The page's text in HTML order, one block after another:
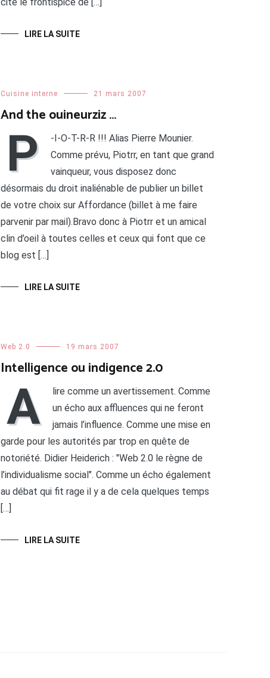
LIRE LA SUITE
Cuisine interne 21 mars 2007
And the ouineurziz …
P
-I-O-T-R-R !!! Alias Pierre Mounier.
Comme prévu, Piotrr, en tant que grand
vainqueur, vous disposez donc
désormais du droit inaliénable de publier un billet
de votre choix sur Affordance (billet à me faire
parvenir par mail).Bravo donc à Piotrr et un amical
clin d’oeil à toutes celles et ceux qui font que ce
blog est […]
LIRE LA SUITE
Web 2.0 19 mars 2007
Intelligence ou indigence 2.0
A
lire comme un avertissement. Comme
un écho aux affluences qui ne feront
jamais l’influence. Comme une mise en
garde pour les autorités par trop en quête de
notoriété. Didier Heiderich : "Web 2.0 le règne de
l’individualisme social". Comme un écho également
au débat qui fit rage il y a de cela quelques temps
[…]
LIRE LA SUITE